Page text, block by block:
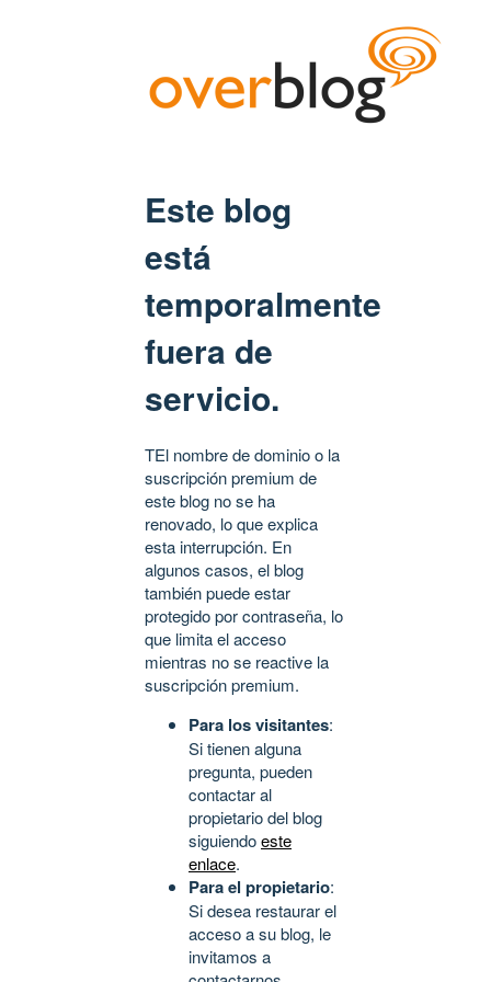
Este blog
está
temporalmente
fuera de
servicio.
TEl nombre de dominio o la
suscripción premium de
este blog no se ha
renovado, lo que explica
esta interrupción. En
algunos casos, el blog
también puede estar
protegido por contraseña, lo
que limita el acceso
mientras no se reactive la
suscripción premium.
Para los visitantes:
Si tienen alguna
pregunta, pueden
contactar al
propietario del blog
siguiendoeste
enlace.
Para el propietario:
Si desea restaurar el
acceso a su blog, le
invitamos a